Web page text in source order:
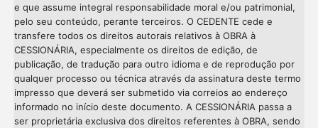
e que assume integral responsabilidade moral e/ou patrimonial,
pelo seu conteúdo, perante terceiros. O CEDENTE cede e
transfere todos os direitos autorais relativos à OBRA à
CESSIONÁRIA, especialmente os direitos de edição, de
publicação, de tradução para outro idioma e de reprodução por
qualquer processo ou técnica através da assinatura deste termo
impresso que deverá ser submetido via correios ao endereço
informado no início deste documento. A CESSIONÁRIA passa a
ser proprietária exclusiva dos direitos referentes à OBRA, sendo